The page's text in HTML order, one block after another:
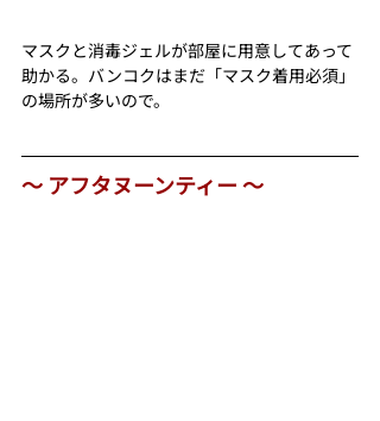
マスクと消毒ジェルが部屋に用意してあって
助かる。バンコクはまだ「マスク着用必須」
の場所が多いので。
〜 アフタヌーンティー 〜